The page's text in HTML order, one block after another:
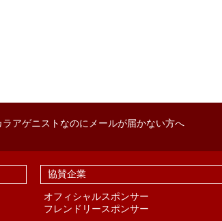
アゲニストなのにメールが届かない方へ
協賛企業
オフィシャルスポンサー
フレンドリースポンサー